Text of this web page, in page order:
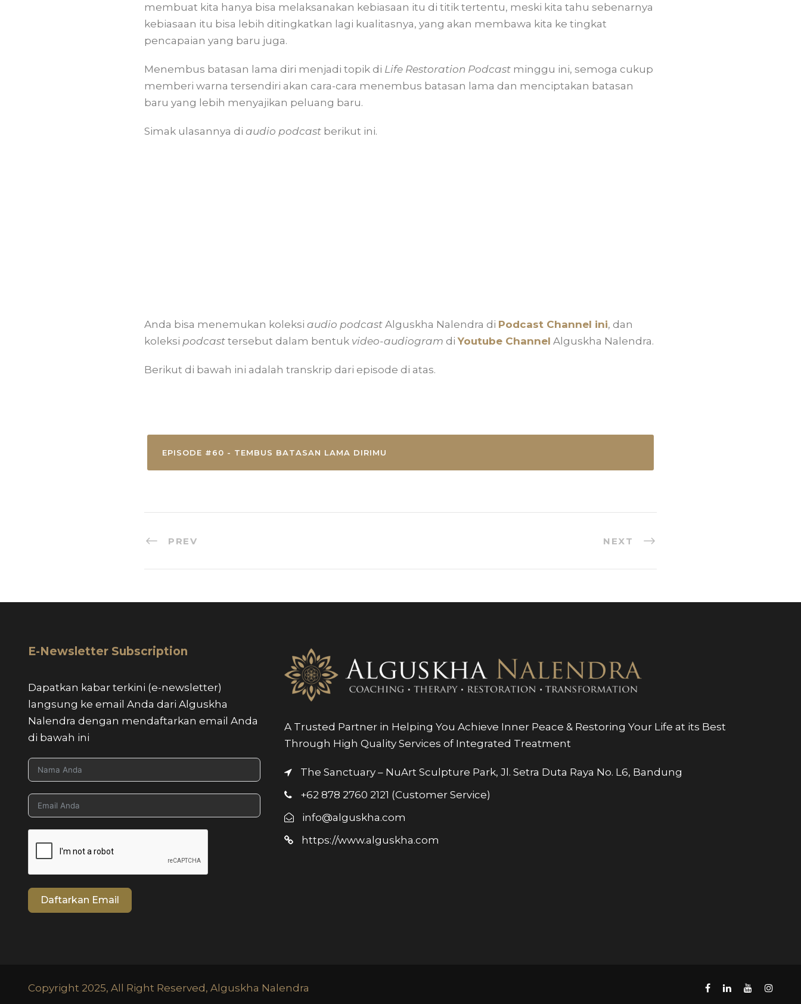
membuat kita hanya bisa melaksanakan kebiasaan itu di titik tertentu, meski kita tahu sebenarnya
kebiasaan itu bisa lebih ditingkatkan lagi kualitasnya, yang akan membawa kita ke tingkat
pencapaian yang baru juga.
Menembus batasan lama diri menjadi topik di Life Restoration Podcast minggu ini, semoga cukup
memberi warna tersendiri akan cara-cara menembus batasan lama dan menciptakan batasan
baru yang lebih menyajikan peluang baru.
Simak ulasannya di audio podcast berikut ini.
Anda bisa menemukan koleksi audio podcast Alguskha Nalendra di Podcast Channel ini, dan
koleksi podcast tersebut dalam bentuk video-audiogram diYoutube Channel Alguskha Nalendra.
Berikut di bawah ini adalah transkrip dari episode di atas.
EPISODE #60 - TEMBUS BATASAN LAMA DIRIMU
PREV NEXT
E-Newsletter Subscription
Dapatkan kabar terkini (e-newsletter)
langsung ke email Anda dari Alguskha
Nalendra dengan mendaftarkan email Anda
di bawah ini
Daftarkan Email
A Trusted Partner in Helping You Achieve Inner Peace & Restoring Your Life at its Best
Through High Quality Services of Integrated Treatment
The Sanctuary – NuArt Sculpture Park, Jl. Setra Duta Raya No. L6, Bandung
+62 878 2760 2121 (Customer Service)
info@alguskha.com
https://www.alguskha.com
Copyright 2025, All Right Reserved, Alguskha Nalendra